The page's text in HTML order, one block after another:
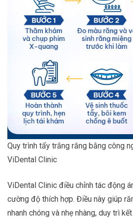
Quy trình tẩy trắng răng bằng công
ViDental Clinic
ViDental Clinic điều chỉnh tác động
cường độ thích hợp. Điều này giúp
nhanh chóng và nhẹ nhàng, duy trì